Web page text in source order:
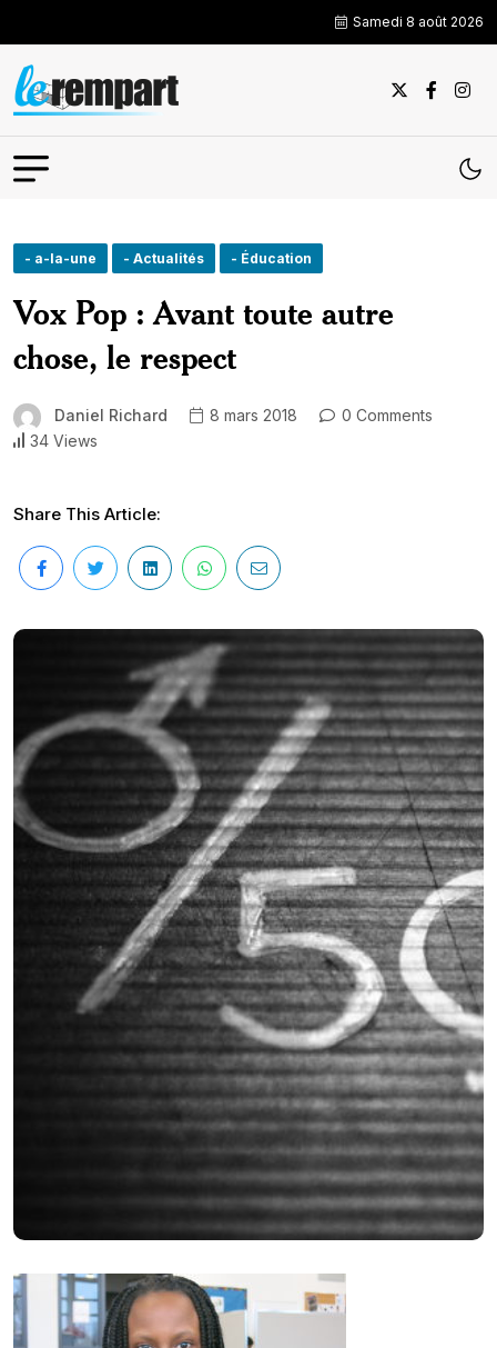
Samedi 8 août 2026
- a-la-une - Actualités - Éducation
Vox Pop : Avant toute autre
chose, le respect
Daniel Richard 8 mars 2018
0 Comments
34 Views
Share This Article: